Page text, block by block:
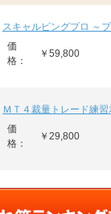
スキャルピングプロ ～
価
格：
￥59,800
ＭＴ４裁量トレード練習
価
格：
￥29,800